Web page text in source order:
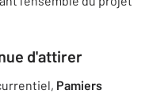
d'attirer
Pamiers